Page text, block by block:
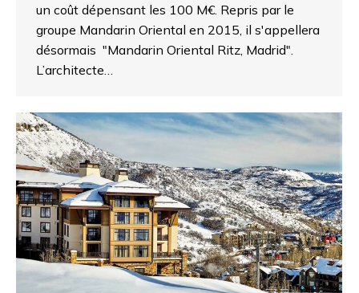
un coût dépensant les 100 M€. Repris par le
groupe Mandarin Oriental en 2015, il s'appellera
désormais "Mandarin Oriental Ritz, Madrid".
L’architecte…